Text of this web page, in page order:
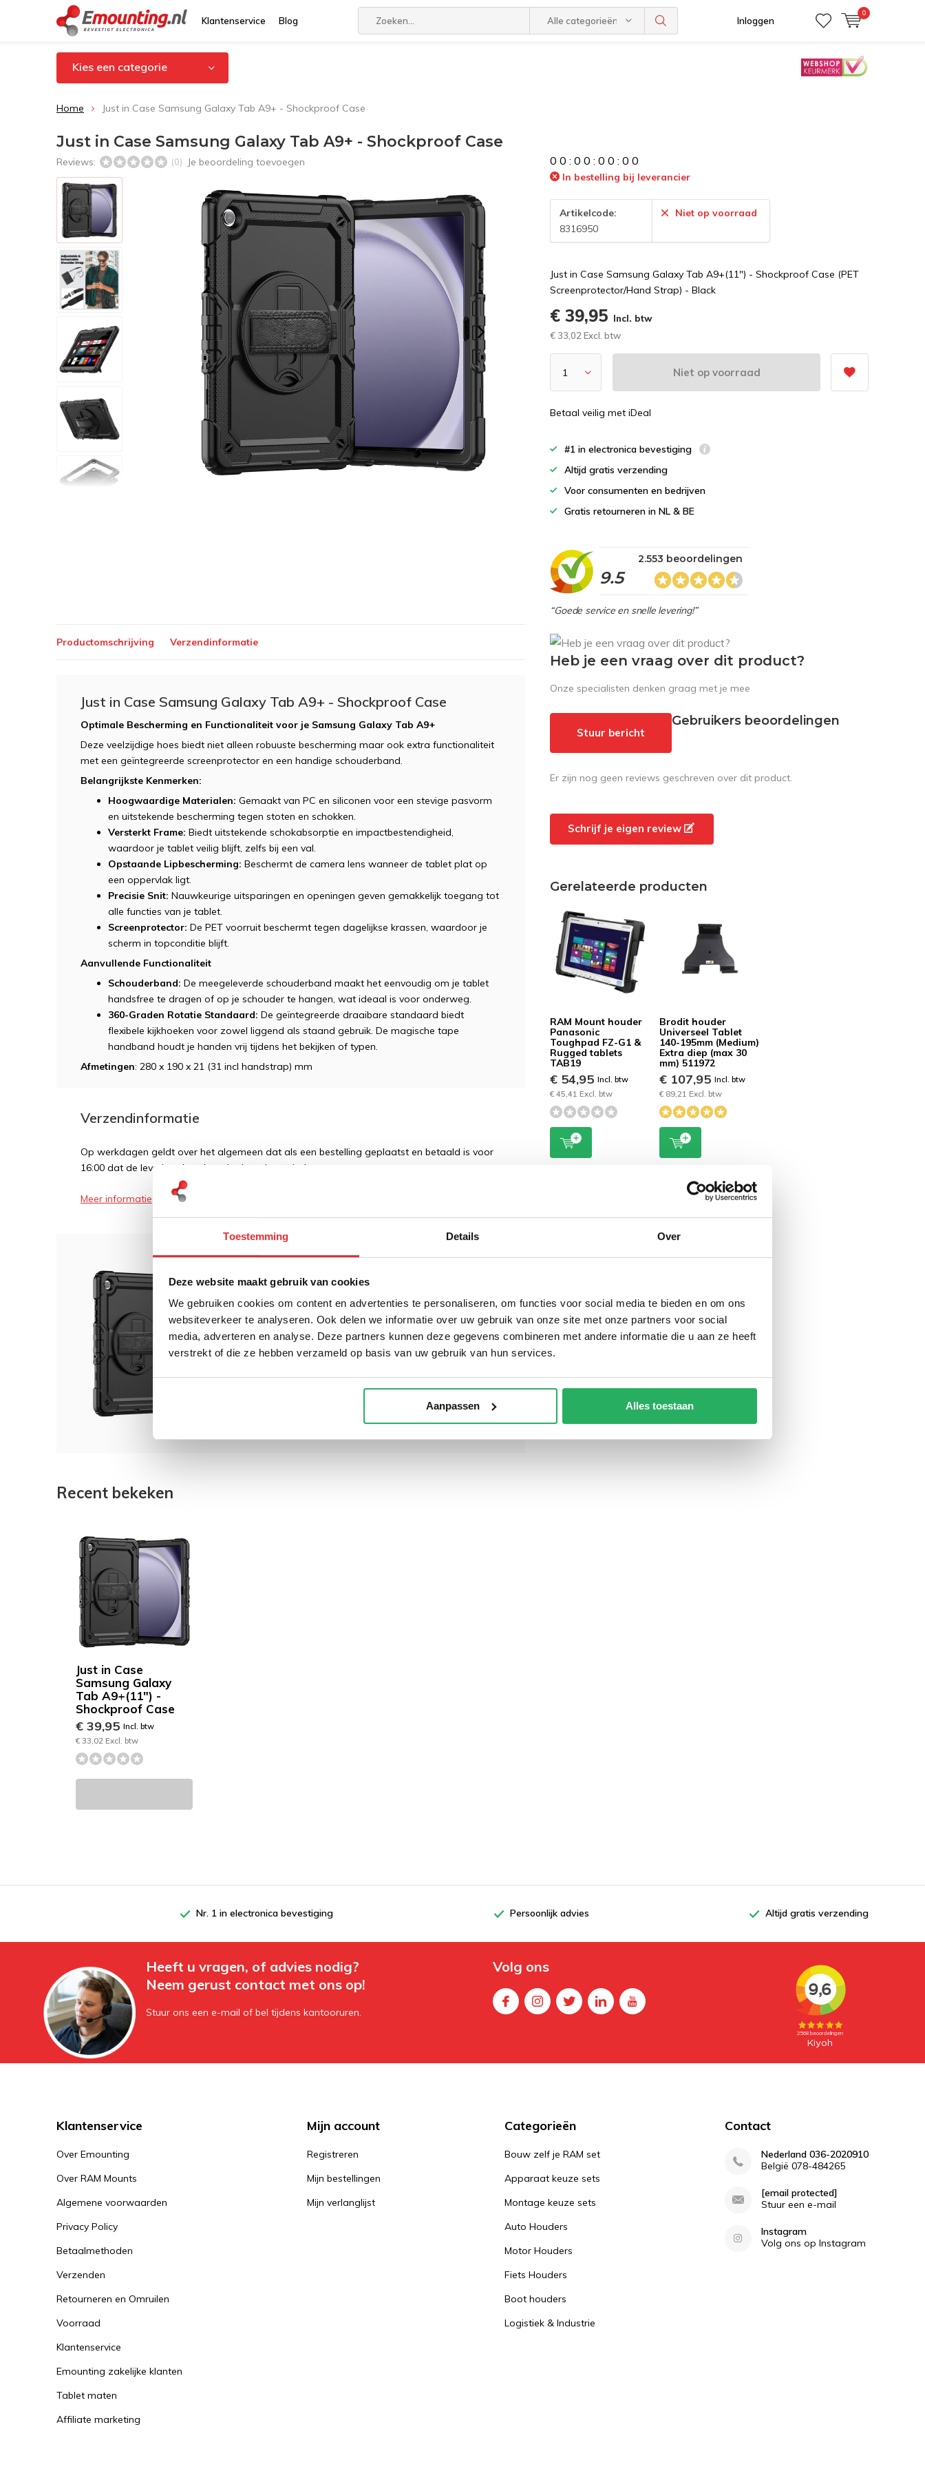
Toestemming Details Over
Deze website maakt gebruik van cookies
We gebruiken cookies om content en advertenties te personaliseren, om functies voor social media te bieden en om ons
websiteverkeer te analyseren. Ook delen we informatie over uw gebruik van onze site met onze partners voor social
media, adverteren en analyse. Deze partners kunnen deze gegevens combineren met andere informatie die u aan ze heeft
verstrekt of die ze hebben verzameld op basis van uw gebruik van hun services.
Aanpassen Alles toestaan
Klantenservice Blog Alle categorieën Inloggen
0
Kies een categorie
Home Just in Case Samsung Galaxy Tab A9+ - Shockproof Case
Just in Case Samsung Galaxy Tab A9+ - Shockproof Case
Reviews: (0) Je beoordeling toevoegen 0 0 :0 0 :0 0 :0 0
In bestelling bij leverancier
Artikelcode:
8316950
Niet op voorraad
Just in Case Samsung Galaxy Tab A9+(11") - Shockproof Case (PET
Screenprotector/Hand Strap) - Black
€ 39,95 Incl. btw
€ 33,02 Excl. btw
Niet op voorraad
Betaal veilig met iDeal
#1 in electronica bevestiging
Altijd gratis verzending
Voor consumenten en bedrijven
Gratis retourneren in NL & BE
9.5
2.553 beoordelingen
“Goede service en snelle levering!”
Productomschrijving Verzendinformatie
Just in Case Samsung Galaxy Tab A9+ - Shockproof Case
Optimale Bescherming en Functionaliteit voor je Samsung Galaxy Tab A9+
Deze veelzijdige hoes biedt niet alleen robuuste bescherming maar ook extra functionaliteit
met een geïntegreerde screenprotector en een handige schouderband.
Belangrijkste Kenmerken:
Hoogwaardige Materialen: Gemaakt van PC en siliconen voor een stevige pasvorm
en uitstekende bescherming tegen stoten en schokken.
Versterkt Frame: Biedt uitstekende schokabsorptie en impactbestendigheid,
waardoor je tablet veilig blijft, zelfs bij een val.
Opstaande Lipbescherming: Beschermt de camera lens wanneer de tablet plat op
een oppervlak ligt.
Precisie Snit: Nauwkeurige uitsparingen en openingen geven gemakkelijk toegang tot
alle functies van je tablet.
Screenprotector: De PET voorruit beschermt tegen dagelijkse krassen, waardoor je
scherm in topconditie blijft.
Aanvullende Functionaliteit
Schouderband: De meegeleverde schouderband maakt het eenvoudig om je tablet
handsfree te dragen of op je schouder te hangen, wat ideaal is voor onderweg.
360-Graden Rotatie Standaard: De geïntegreerde draaibare standaard biedt
flexibele kijkhoeken voor zowel liggend als staand gebruik. De magische tape
handband houdt je handen vrij tijdens het bekijken of typen.
Afmetingen: 280 x 190 x 21 (31 incl handstrap) mm
Verzendinformatie
Op werkdagen geldt over het algemeen dat als een bestelling geplaatst en betaald is voor
16:00 dat de levering de volgende dag plaatsvindt.
Meer informatie
Dit wordt 'm!
Just in Case Samsung Galaxy
Tab A9+ - Shockproof Case
Niet op voorraad
Heb je een vraag over dit product?
Onze specialisten denken graag met je mee
Stuur bericht
Gebruikers beoordelingen
Er zijn nog geen reviews geschreven over dit product.
Schrijf je eigen review
Gerelateerde producten
RAM Mount houder
Panasonic
Toughpad FZ-G1 &
Rugged tablets
TAB19
€ 54,95Incl. btw
€ 45,41 Excl. btw
Brodit houder
Universeel Tablet
140-195mm (Medium)
Extra diep (max 30
mm) 511972
€ 107,95 Incl. btw
€ 89,21 Excl. btw
Recent bekeken
Just in Case
Samsung Galaxy
Tab A9+(11") -
Shockproof Case
€ 39,95 Incl. btw
€ 33,02 Excl. btw
Nr. 1 in electronica bevestiging Persoonlijk advies Altijd gratis verzending
Heeft u vragen, of advies nodig?
Neem gerust contact met ons op!
Stuur ons een e-mail of bel tijdens kantooruren.
Volg ons
Klantenservice
Over Emounting
Over RAM Mounts
Algemene voorwaarden
Privacy Policy
Betaalmethoden
Verzenden
Retourneren en Omruilen
Voorraad
Klantenservice
Emounting zakelijke klanten
Tablet maten
Affiliate marketing
Mijn account
Registreren
Mijn bestellingen
Mijn verlanglijst
Categorieën
Bouw zelf je RAM set
Apparaat keuze sets
Montage keuze sets
Auto Houders
Motor Houders
Fiets Houders
Boot houders
Logistiek & Industrie
Contact
Nederland 036-2020910
België 078-484265
[email protected]
Stuur een e-mail
Instagram
Volg ons op Instagram